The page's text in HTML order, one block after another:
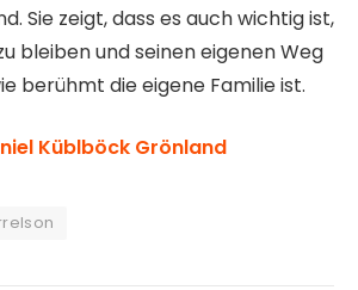
Sie zeigt, dass es auch wichtig ist,
bleiben und seinen eigenen Weg
berühmt die eigene Familie ist.
Küblböck Grönland